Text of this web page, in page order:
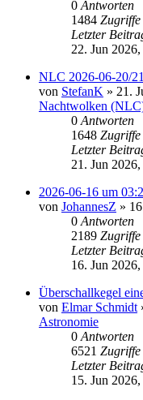
0 Antworten
1484 Zugriffe
Letzter
22. Jun 2026,
NLC 2026-06-20/21
von StefanK » 21.
Nachtwolken
0 Antworten
1648 Zugriffe
Letzter
21. Jun
2026-06-16 um
von JohannesZ »
0 Antworten
2189 Zugriffe
Letzter
16. Jun
Überschallkegel
von Elmar Schmidt
Astronomie
0 Antworten
6521 Zugriffe
Letzter
15. Jun